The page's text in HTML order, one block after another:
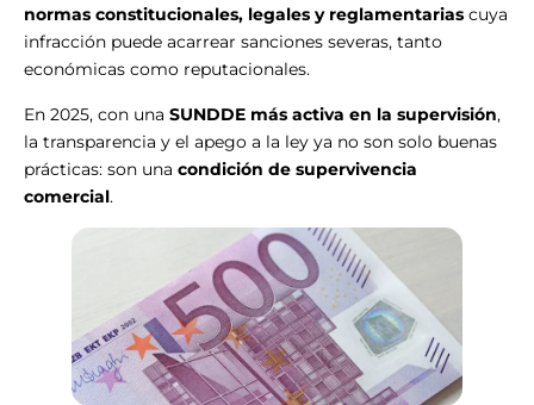
normas constitucionales, legales y reglamentarias cuya
infracción puede acarrear sanciones severas, tanto
económicas como reputacionales.
En 2025, con una SUNDDE más activa en la supervisión,
la transparencia y el apego a la ley ya no son solo buenas
prácticas: son una condición de supervivencia
comercial.